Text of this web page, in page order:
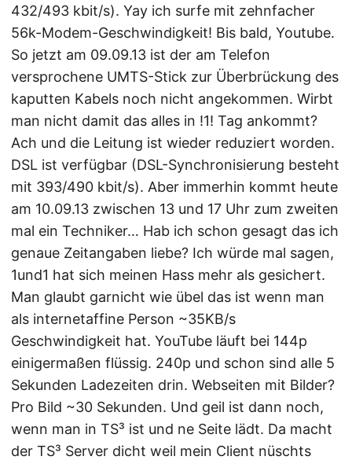
432/493 kbit/s). Yay ich surfe mit zehnfacher
56k-Modem-Geschwindigkeit! Bis bald, Youtube.
So jetzt am 09.09.13 ist der am Telefon
versprochene UMTS-Stick zur Überbrückung des
kaputten Kabels noch nicht angekommen. Wirbt
man nicht damit das alles in !1! Tag ankommt?
Ach und die Leitung ist wieder reduziert worden.
DSL ist verfügbar (DSL-Synchronisierung besteht
mit 393/490 kbit/s). Aber immerhin kommt heute
am 10.09.13 zwischen 13 und 17 Uhr zum zweiten
mal ein Techniker… Hab ich schon gesagt das ich
genaue Zeitangaben liebe? Ich würde mal sagen,
1und1 hat sich meinen Hass mehr als gesichert.
Man glaubt garnicht wie übel das ist wenn man
als internetaffine Person ~35KB/s
Geschwindigkeit hat. YouTube läuft bei 144p
einigermaßen flüssig. 240p und schon sind alle 5
Sekunden Ladezeiten drin. Webseiten mit Bilder?
Pro Bild ~30 Sekunden. Und geil ist dann noch,
wenn man in TS³ ist und ne Seite lädt. Da macht
der TS³ Server dicht weil mein Client nüschts